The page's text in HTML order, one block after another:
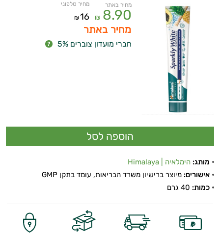
מחיר באתר
8.90
₪
מחיר טלפוני
16
₪
מחיר באתר
חברי מועדון צוברים 5%
מותג: הימלאיה | Himalaya
אישורים: מיוצר ברישיון משרד הבריאות, עומד בתקן GMP
כמות: